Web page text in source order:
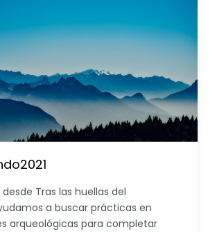
Tras las huellas del
a buscar prácticas en
arqueológicas para completar